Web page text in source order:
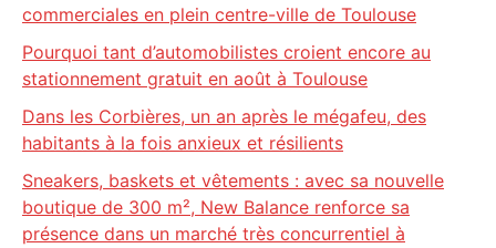
commerciales en plein centre-ville de Toulouse
Pourquoi tant d’automobilistes croient encore au
stationnement gratuit en août à Toulouse
Dans les Corbières, un an après le mégafeu, des
habitants à la fois anxieux et résilients
Sneakers, baskets et vêtements : avec sa nouvelle
boutique de 300 m², New Balance renforce sa
présence dans un marché très concurrentiel à